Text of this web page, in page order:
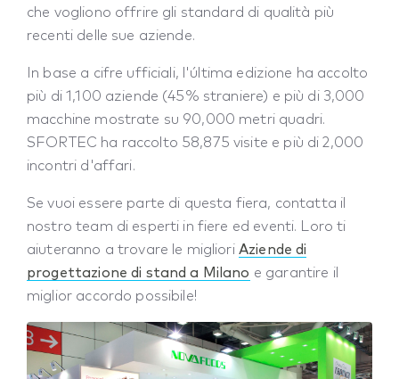
che vogliono offrire gli standard di qualità più
recenti delle sue aziende.
In base a cifre ufficiali, l'última edizione ha accolto
più di 1,100 aziende (45% straniere) e più di 3,000
macchine mostrate su 90,000 metri quadri.
SFORTEC ha raccolto 58,875 visite e più di 2,000
incontri d'affari.
Se vuoi essere parte di questa fiera, contatta il
nostro team di esperti in fiere ed eventi. Loro ti
aiuteranno a trovare le migliori Aziende di
progettazione di stand a Milano e garantire il
miglior accordo possibile!